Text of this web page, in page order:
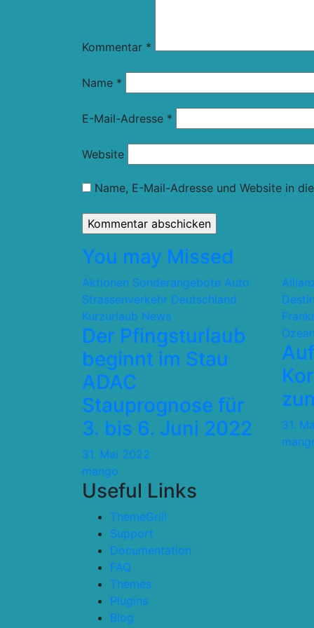
Kommentar *
Name *
E-Mail-Adresse *
Website
Name, E-Mail-Adresse und Website in
You may Missed
Aktionen Sonderangebote Auto
Strassenverkehr Deutschland
Kurzurlaub News
Der Pfingsturlaub
beginnt im Stau
ADAC
Stauprognose für
3. bis 6. Juni 2022
31. Mai 2022
mango
31.
Useful Links
ThemeGrill
Support
Documentation
FAQ
Themes
Plugins
Blog